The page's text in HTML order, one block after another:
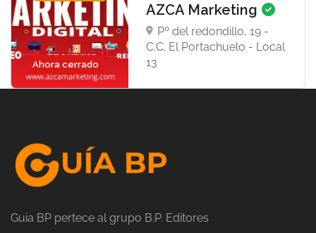
Ahora cerrado
AZCA Marketing
Pº del redondillo, 19 -
C.C. El Portachuelo - Local
13
Guia BP pertece al grupo B.P. Editores